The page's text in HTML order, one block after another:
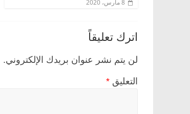
8 مارس، 2020
اترك تعليقاً
لن يتم نشر عنوان بريدك الإلكتروني.
التعليق *